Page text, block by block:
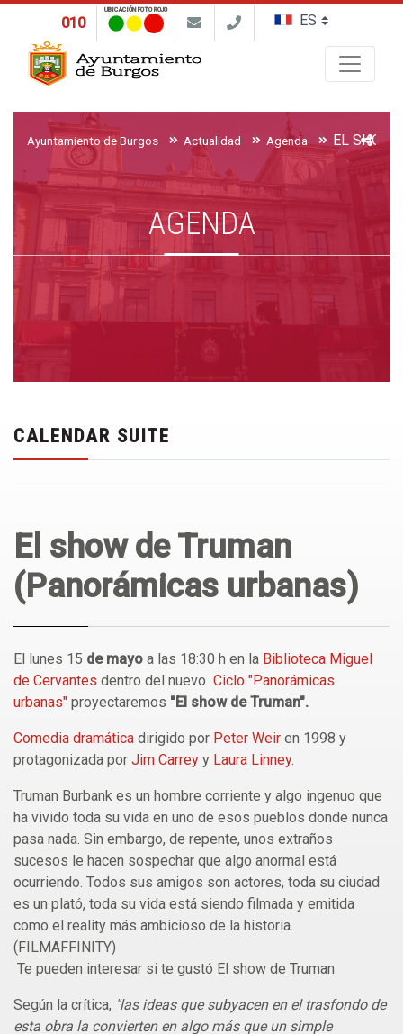
010
UBICACIÓN FOTO ROJO
Ayuntamiento de Burgos Actualidad Agenda
AGENDA
CALENDAR SUITE
El show de Truman
(Panorámicas urbanas)
El lunes 15 de mayo a las 18:30 h en la Biblioteca Miguel
de Cervantes dentro del nuevo Ciclo "Panorámicas
urbanas" proyectaremos "El show de Truman".
Comedia dramática dirigido por Peter Weir en 1998 y
protagonizada por Jim Carrey y Laura Linney.
Truman Burbank es un hombre corriente y algo ingenuo que
ha vivido toda su vida en uno de esos pueblos donde nunca
pasa nada. Sin embargo, de repente, unos extraños
sucesos le hacen sospechar que algo anormal está
ocurriendo. Todos sus amigos son actores, toda su ciudad
es un plató, toda su vida está siendo filmada y emitida
como el reality más ambicioso de la historia.
(FILMAFFINITY)
Te pueden interesar si te gustó El show de Truman
Según la crítica, "las ideas que subyacen en el trasfondo de
esta obra la convierten en algo más que un simple